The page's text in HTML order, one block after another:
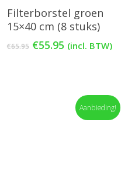
Filterborstel groen
15×40 cm (8 stuks)
€65.95 Oorspronkelijke
€55.95Huidige
(incl. BTW)
Aanbieding!